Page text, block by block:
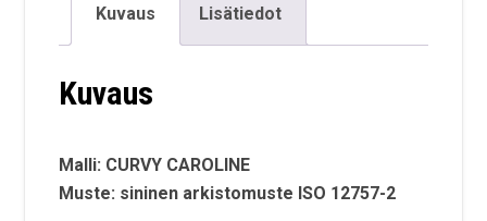
Kuvaus Lisätiedot
Kuvaus
Malli: CURVY CAROLINE
Muste: sininen arkistomuste ISO 12757-2